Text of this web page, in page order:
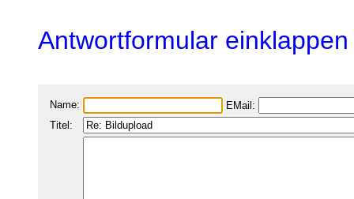
Antwortformular einklappen
Name:
EMail:
Titel: